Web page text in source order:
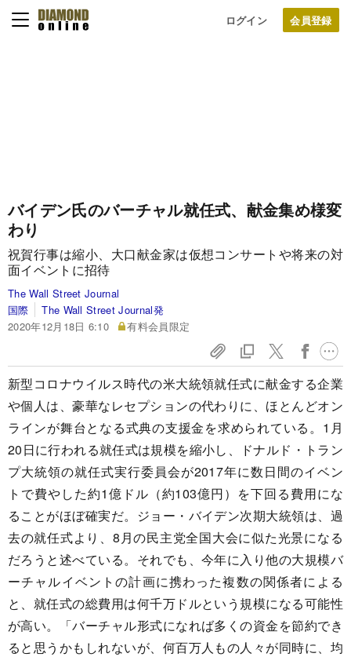
ログイン
バイデン氏のバーチャル就任式、献金集め様変
わり
祝賀行事は縮小、大口献金家は仮想コンサートや将来の対
面イベントに招待
The Wall Street Journal
国際
The Wall Street Journal発
2020年12月18日 6:10
有料会員限定
新型コロナウイルス時代の米大統領就任式に献金する企業
や個人は、豪華なレセプションの代わりに、ほとんどオン
ラインが舞台となる式典の支援金を求められている。1月
20日に行われる就任式は規模を縮小し、ドナルド・トラン
プ大統領の就任式実行委員会が2017年に数日間のイベン
トで費やした約1億ドル（約103億円）を下回る費用にな
ることがほぼ確実だ。ジョー・バイデン次期大統領は、過
去の就任式より、8月の民主党全国大会に似た光景になる
だろうと述べている。それでも、今年に入り他の大規模バ
ーチャルイベントの計画に携わった複数の関係者による
と、就任式の総費用は何千万ドルという規模になる可能性
が高い。「バーチャル形式になれば多くの資金を節約でき
ると思うかもしれないが、何百万人もの人々が同時に、均